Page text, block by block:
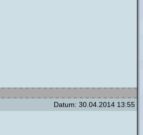
Datum: 30.04.2014 13:55